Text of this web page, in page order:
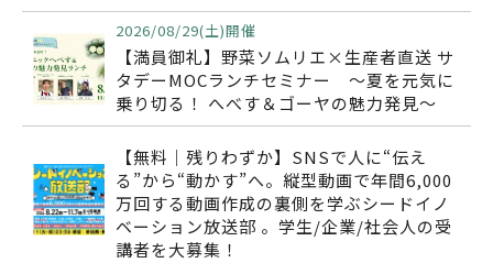
2026/08/29(土)開催
【満員御礼】野菜ソムリエ×生産者直送 サ
タデーMOCランチセミナー ～夏を元気に
乗り切る！ へべす＆ゴーヤの魅力発見～
【無料｜残りわずか】SNSで人に“伝え
る”から“動かす”へ。縦型動画で年間6,000
万回する動画作成の裏側を学ぶシードイノ
ベーション放送部 。学生/企業/社会人の受
講者を大募集！